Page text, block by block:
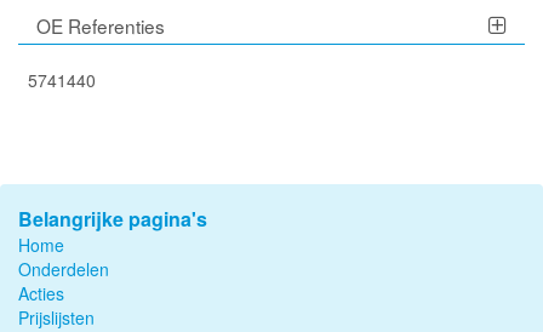
OE Referenties
5741440
Belangrijke pagina's
Home
Onderdelen
Acties
Prijslijsten